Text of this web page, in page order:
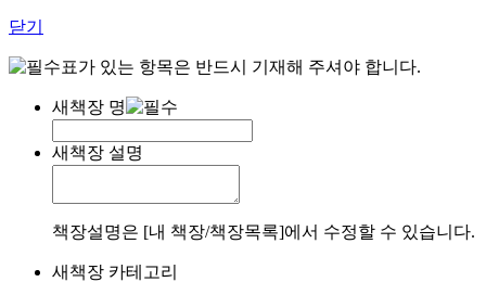
닫기
표가 있는 항목은 반드시 기재해 주셔야 합니다.
새책장 명
새책장 설명
책장설명은 [내 책장/책장목록]에서 수정할 수 있습니다.
새책장 카테고리